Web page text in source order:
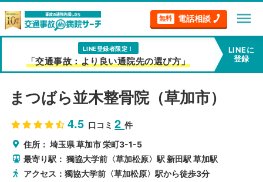
無料 電話相談 menu
LINE登録者限定！
「交通事故：より良い通院先の選び方」
LINEに
登録
まつばら並木整骨院（草加市）
4.5 口コミ2件
住所：埼玉県草加市栄町3-1-5
最寄り駅：獨協大学前〈草加松原〉駅 新田駅 草加駅
アクセス：獨協大学前〈草加松原〉駅から徒歩3分